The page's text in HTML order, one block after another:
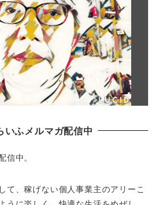
いふメルマガ配信中
信中。
て、稼げない個人事業主のアリーこ